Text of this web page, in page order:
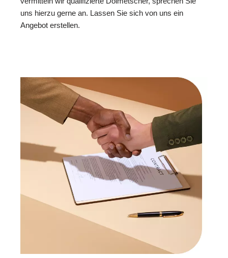
uns hierzu gerne an. Lassen Sie sich von uns ein
Angebot erstellen.